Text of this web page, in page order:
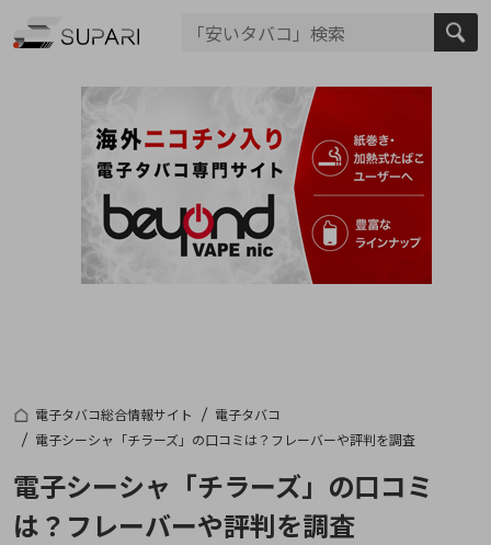
電子タバコ総合情報サイト
電子タバコ
電子シーシャ「チラーズ」の口コミは？フレーバーや評判を調査
電子シーシャ「チラーズ」の口コミ
は？フレーバーや評判を調査